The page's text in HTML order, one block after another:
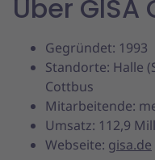
Über GISA
Gegründet: 1993
Standorte: Halle
Cottbus
Mitarbeitende:
Umsatz: 112,9
Webseite: gisa.de